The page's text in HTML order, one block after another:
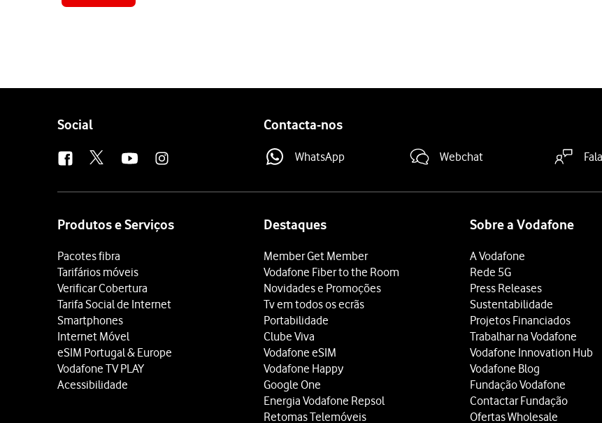
Follow
Social Contacta-nos
WhatsApp Webchat
Produtos e Serviços
Pacotes fibra
Tarifários móveis
Verificar Cobertura
Tarifa Social de Internet
Smartphones
Internet Móvel
eSIM Portugal & Europe
Vodafone TV PLAY
Acessibilidade
Destaques
Member Get Member
Vodafone Fiber to the Room
Novidades e Promoções
Tv em todos os ecrãs
Portabilidade
Clube Viva
Vodafone eSIM
Vodafone Happy
Google One
Energia Vodafone Repsol
Retomas Telemóveis
Sobre a Vodafone
A Vodafone
Rede 5G
Press Releases
Sustentabilidade
Projetos Financiados
Trabalhar na Vodafone
Vodafone Innovation Hub
Vodafone Blog
Fundação Vodafone
Contactar Fundação
Ofertas Wholesale